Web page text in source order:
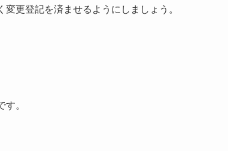
更登記を済ませるようにしましょう。
。